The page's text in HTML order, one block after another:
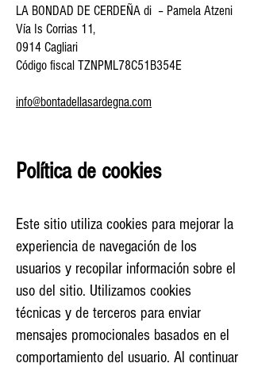
LA BONDAD DE CERDEÑA di – Pamela Atzeni
Vía Is Corrias 11,
0914 Cagliari
Código fiscal TZNPML78C51B354E
info@bontadellasardegna.com
Política de cookies
Este sitio utiliza cookies para mejorar la
experiencia de navegación de los
usuarios y recopilar información sobre el
uso del sitio. Utilizamos cookies
técnicas y de terceros para enviar
mensajes promocionales basados en el
comportamiento del usuario. Al continuar